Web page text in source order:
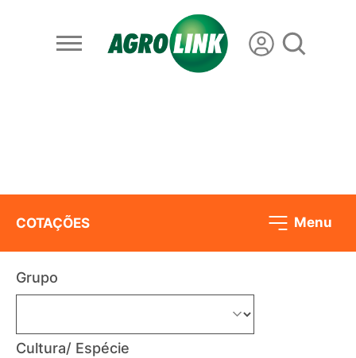
COTAÇÕES Menu
Grupo
Cultura/ Espécie